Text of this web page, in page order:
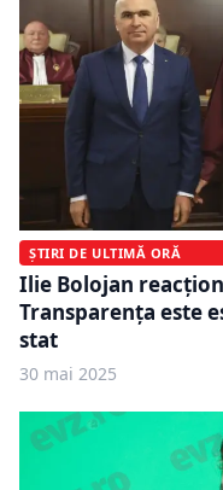
ȘTIRI DE ULTIMĂ ORĂ
Ilie Bolojan
Transparența este
stat
30 mai 2025